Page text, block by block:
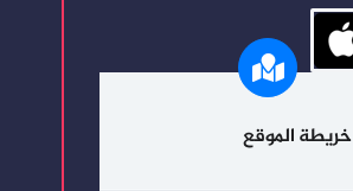
خريطة الموقع